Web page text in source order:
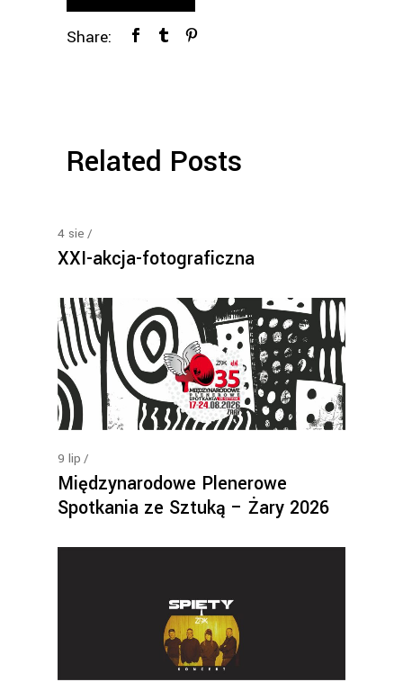
Share:
Related Posts
4 sie
XXI-akcja-fotograficzna
9 lip
Międzynarodowe Plenerowe
Spotkania ze Sztuką – Żary 2026